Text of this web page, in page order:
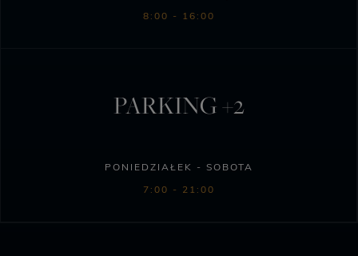
8:00 - 16:00
PARKING +2
PONIEDZIAŁEK - SOBOTA
7:00 - 21:00